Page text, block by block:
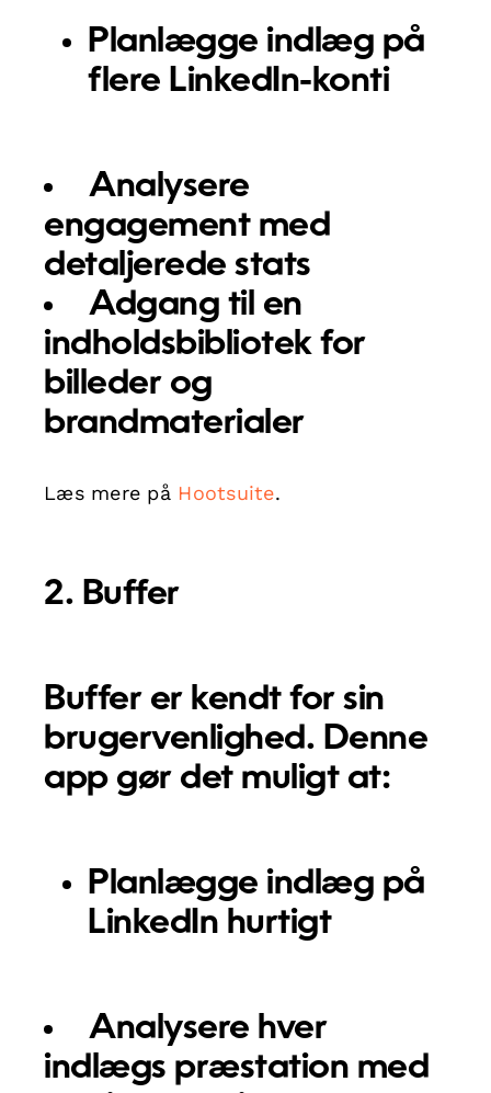
Planlægge indlæg på
flere LinkedIn-konti
Analysere
engagement med
detaljerede stats
Adgang til en
indholdsbibliotek for
billeder og
brandmaterialer
Læs mere på Hootsuite.
2. Buffer
Buffer er kendt for sin
brugervenlighed. Denne
app gør det muligt at:
Planlægge indlæg på
LinkedIn hurtigt
Analysere hver
indlægs præstation med